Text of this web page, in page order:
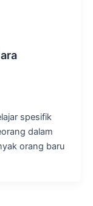
spesifik
dalam
orang baru